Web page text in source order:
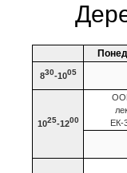
830-1005
1025-1200
ЕК-